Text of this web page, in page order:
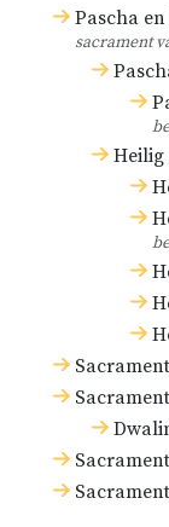
Pascha
sacrament
Heilig